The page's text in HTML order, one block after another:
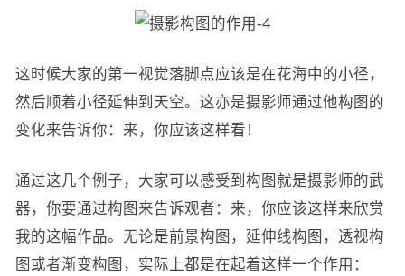
这时候大家的第一视觉落脚点应该是在花海中的小径，
然后顺着小径延伸到天空。这亦是摄影师通过他构图的
变化来告诉你：来，你应该这样看！
通过这几个例子，大家可以感受到构图就是摄影师的武
器，你要通过构图来告诉观者：来，你应该这样来欣赏
我的这幅作品。无论是前景构图，延伸线构图，透视构
图或者渐变构图，实际上都是在起着这样一个作用：